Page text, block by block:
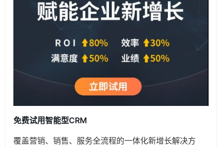
免费试用智能型CRM
覆盖营销、销售、服务全流程的一体化新增长解决方